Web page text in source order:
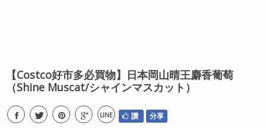
【Costco好市多必買物】日本岡山晴王麝香葡萄
（Shine Muscat/シャインマスカット）
LINE 讚 分享